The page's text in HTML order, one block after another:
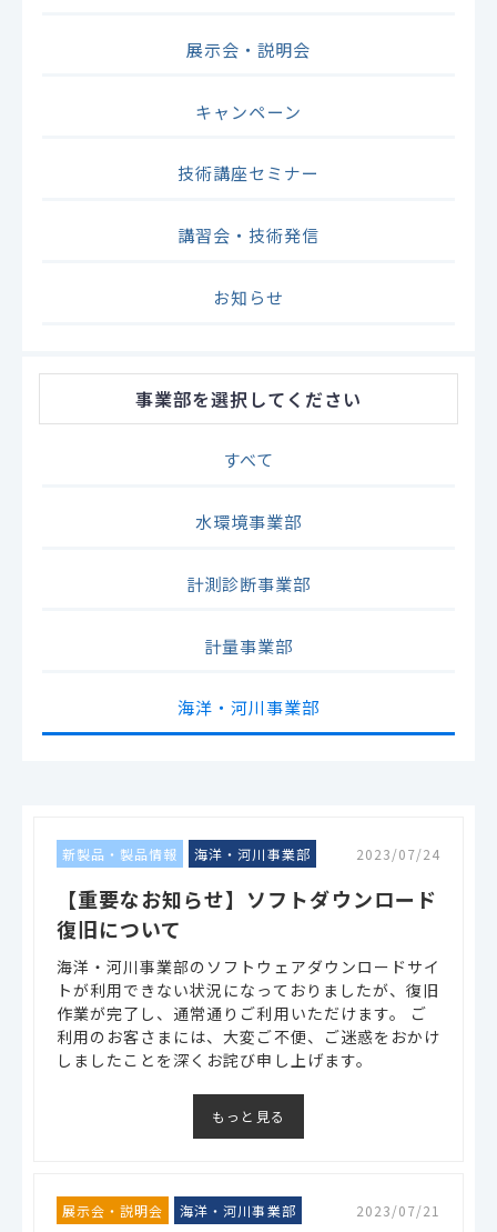
展示会・説明会
キャンペーン
技術講座セミナー
講習会・技術発信
お知らせ
事業部を選択してください
すべて
水環境事業部
計測診断事業部
計量事業部
海洋・河川事業部
新製品・製品情報 海洋・河川事業部 2023/07/24
【重要なお知らせ】ソフトダウンロード
復旧について
海洋・河川事業部のソフトウェアダウンロードサイ
トが利用できない状況になっておりましたが、復旧
作業が完了し、通常通りご利用いただけます。 ご
利用のお客さまには、大変ご不便、ご迷惑をおかけ
しましたことを深くお詫び申し上げます。
もっと見る
展示会・説明会 海洋・河川事業部 2023/07/21